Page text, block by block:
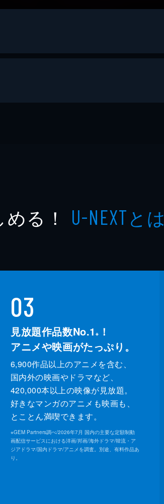
る！ U-NEXTとは
03
見放題作品数No.1 ※
！
アニメや映画がたっぷり。
6,900作品以上のアニメを含む、
国内外の映画やドラマなど、
420,000本以上の映像が見放題。
好きなマンガのアニメも映画も、
とことん満喫できます。
※GEM Partners調べ/2026年7⽉ 国内の主要な定額制動
画配信サービスにおける洋画/邦画/海外ドラマ/韓流・ア
ジアドラマ/国内ドラマ/アニメを調査。別途、有料作品あ
り。